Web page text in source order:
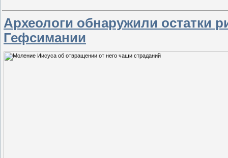
Археологи обнаружили остатки
Гефсимании